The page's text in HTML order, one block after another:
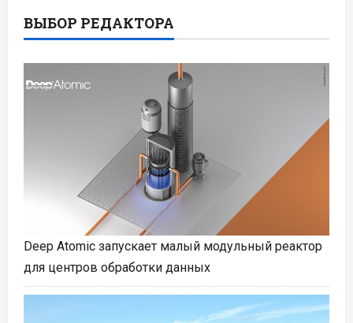
ВЫБОР РЕДАКТОРА
Deep Atomic запускает малый модульный реактор
для центров обработки данных